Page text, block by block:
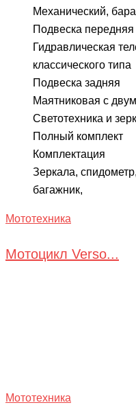
Механический,
Подвеска передняя
Гидравлическая
классического типа
Подвеска задняя
Маятниковая с
Светотехника и
Полный комплект
Комплектация
Зеркала,
багажник,
Мототехника
Мотоцикл Verso...
Мототехника